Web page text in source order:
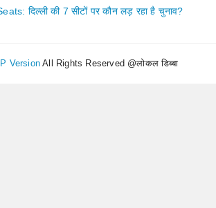
दिल्ली की 7 सीटों पर कौन लड़ रहा है चुनाव?
VersionAll Rights Reserved @लोकल डिब्बा